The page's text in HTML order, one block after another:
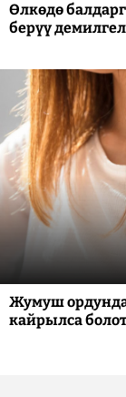
Өлкөдө
берүү
Жумуш
кайрылса